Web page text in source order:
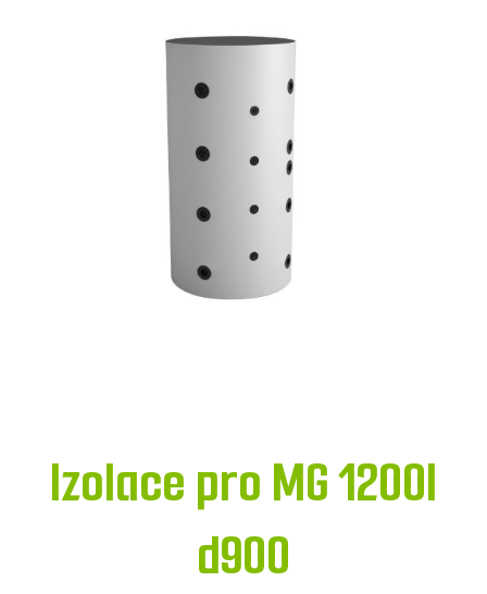
Izolace pro MG 1200l
d900